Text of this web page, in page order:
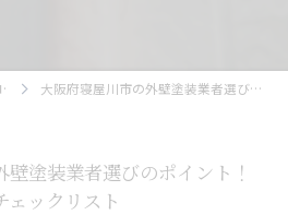
大阪府寝屋川市の外壁塗装業者選びのポイント！失敗しないためのチェックリスト
塗装業者選びのポイント！
ェックリスト